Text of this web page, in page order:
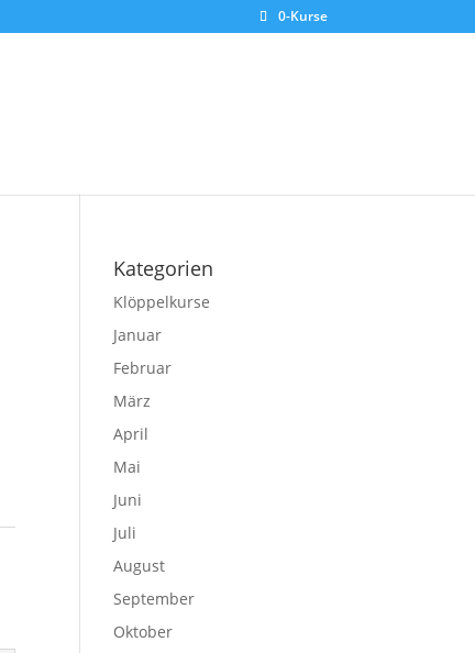
0-Kurse
Kategorien
Klöppelkurse
Januar
Februar
März
April
Mai
Juni
Juli
August
September
Oktober